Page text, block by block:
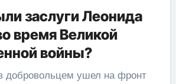
заслуги Леонида
время Великой
войны?
добровольцем ушел на фронт